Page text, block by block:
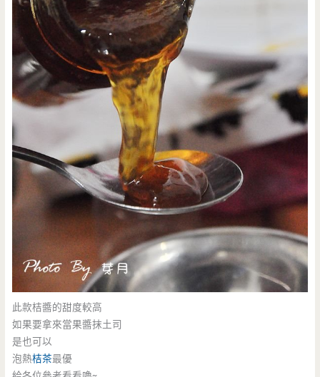
此款桔醬的甜度較高
如果要拿來當果醬抹土司
是也可以
泡熱桔茶最優